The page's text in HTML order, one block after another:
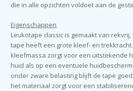
die in alle opzichten voldoet aan de
Eigenschappen
Leukotape classic is gemaakt van
tape heeft een grote kleef- en
kleefmassa zorgt voor een uitstekende
huid als op een eventuele
onder zware belasting blijft de tape
het materiaal zorgt voor een